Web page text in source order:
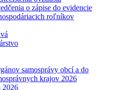
o zápise do evidencie
roľníkov
samosprávy obcí a do
krajov 2026
2026